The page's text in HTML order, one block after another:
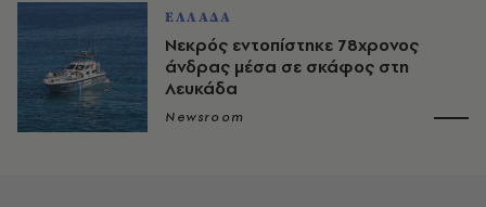
ΕΛΛΑΔΑ
Νεκρός εντοπίστηκε 78χρονος
άνδρας μέσα σε σκάφος στη
Λευκάδα
Newsroom